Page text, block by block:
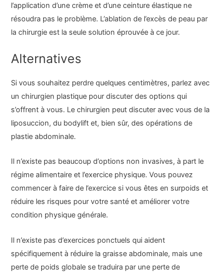
l’application d’une crème et d’une ceinture élastique ne
résoudra pas le problème. L’ablation de l’excès de peau par
la chirurgie est la seule solution éprouvée à ce jour.
Alternatives
Si vous souhaitez perdre quelques centimètres, parlez avec
un chirurgien plastique pour discuter des options qui
s’offrent à vous. Le chirurgien peut discuter avec vous de la
liposuccion, du bodylift et, bien sûr, des opérations de
plastie abdominale.
Il n’existe pas beaucoup d’options non invasives, à part le
régime alimentaire et l’exercice physique. Vous pouvez
commencer à faire de l’exercice si vous êtes en surpoids et
réduire les risques pour votre santé et améliorer votre
condition physique générale.
Il n’existe pas d’exercices ponctuels qui aident
spécifiquement à réduire la graisse abdominale, mais une
perte de poids globale se traduira par une perte de